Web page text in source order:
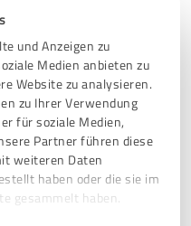
und Anzeigen zu
Medien anbieten zu
Website zu analysieren.
zu Ihrer Verwendung
für soziale Medien,
Partner führen diese
weiteren Daten
haben oder die sie im
gesammelt haben.
Empfehlung
hat uns zuverlässig bei
Lüftungs- und